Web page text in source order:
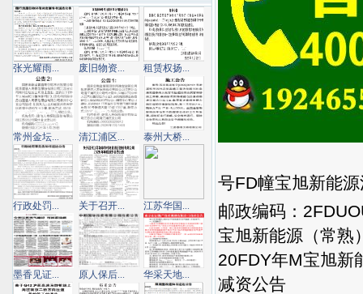
号FD幢宝旭新能
邮政编码：
宝旭新能源（常熟
20FDY年M宝旭新
减资公告
张光耀雨... 废旧物资... 租赁权扬...
常州金坛... 清江浦区... 泰州大桥...
行政处罚... 关于召开... 江苏华国...
墨香见证... 原人保后... 华采天地...